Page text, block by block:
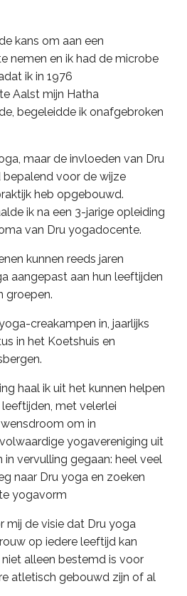
kans om aan een
nemen en ik had de microbe
ik in 1976
Aalst mijn Hatha
begeleidde ik onafgebroken
maar de invloeden van Dru
voor de wijze
heb opgebouwd.
ik na een 3-jarige opleiding
van Dru yogadocente.
kunnen reeds jaren
aangepast aan hun leeftijden
groepen.
creakampen in, jaarlijks
in het Koetshuis en
haal ik uit het kunnen helpen
met velerlei
om in
yogavereniging uit
in vervulling gegaan: heel veel
naar Dru yoga en zoeken
yogavorm
mij de visie dat Dru yoga
op iedere leeftijd kan
alleen bestemd is voor
atletisch gebouwd zijn of al